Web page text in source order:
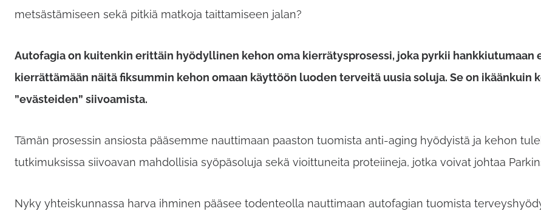
metsästämiseen sekä pitkiä matkoja taittamiseen jalan?
Autofagia on kuitenkin erittäin hyödyllinen kehon oma kierrätysprosessi, joka pyrkii
kierrättämään näitä fiksummin kehon omaan käyttöön luoden terveitä uusia soluja. Se on ikäänkuin
”evästeiden” siivoamista.
Tämän prosessin ansiosta pääsemme nauttimaan paaston tuomista anti-aging hyödyistä ja kehon
tutkimuksissa siivoavan mahdollisia syöpäsoluja sekä vioittuneita proteiineja, jotka voivat johtaa
Nyky yhteiskunnassa harva ihminen pääsee todenteolla nauttimaan autofagian tuomista